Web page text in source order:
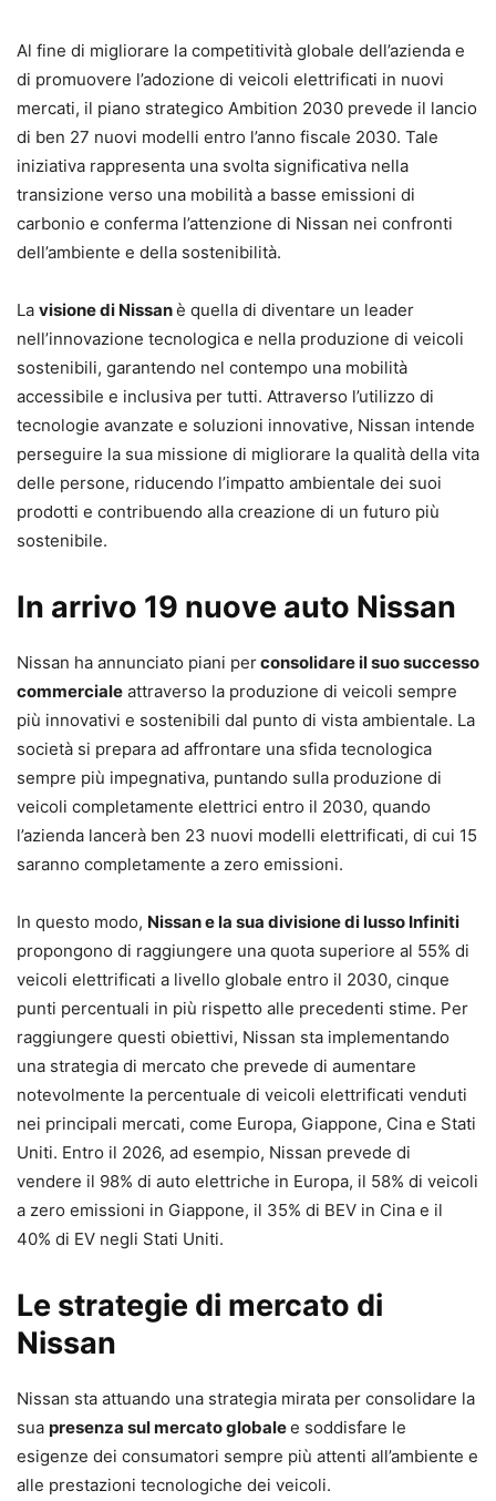
Al fine di migliorare la competitività globale dell’azienda e
di promuovere l’adozione di veicoli elettrificati in nuovi
mercati, il piano strategico Ambition 2030 prevede il lancio
di ben 27 nuovi modelli entro l’anno fiscale 2030. Tale
iniziativa rappresenta una svolta significativa nella
transizione verso una mobilità a basse emissioni di
carbonio e conferma l’attenzione di Nissan nei confronti
dell’ambiente e della sostenibilità.
La visione di Nissanè quella di diventare un leader
nell’innovazione tecnologica e nella produzione di veicoli
sostenibili, garantendo nel contempo una mobilità
accessibile e inclusiva per tutti. Attraverso l’utilizzo di
tecnologie avanzate e soluzioni innovative, Nissan intende
perseguire la sua missione di migliorare la qualità della vita
delle persone, riducendo l’impatto ambientale dei suoi
prodotti e contribuendo alla creazione di un futuro più
sostenibile.
In arrivo 19 nuove auto Nissan
Nissan ha annunciato piani perconsolidare il suo successo
commerciale attraverso la produzione di veicoli sempre
più innovativi e sostenibili dal punto di vista ambientale. La
società si prepara ad affrontare una sfida tecnologica
sempre più impegnativa, puntando sulla produzione di
veicoli completamente elettrici entro il 2030, quando
l’azienda lancerà ben 23 nuovi modelli elettrificati, di cui 15
saranno completamente a zero emissioni.
In questo modo, Nissan e la sua divisione di lusso Infiniti
propongono di raggiungere una quota superiore al 55% di
veicoli elettrificati a livello globale entro il 2030, cinque
punti percentuali in più rispetto alle precedenti stime. Per
raggiungere questi obiettivi, Nissan sta implementando
una strategia di mercato che prevede di aumentare
notevolmente la percentuale di veicoli elettrificati venduti
nei principali mercati, come Europa, Giappone, Cina e Stati
Uniti. Entro il 2026, ad esempio, Nissan prevede di
vendere il 98% di auto elettriche in Europa, il 58% di veicoli
a zero emissioni in Giappone, il 35% di BEV in Cina e il
40% di EV negli Stati Uniti.
Le strategie di mercato di
Nissan
Nissan sta attuando una strategia mirata per consolidare la
sua presenza sul mercato globalee soddisfare le
esigenze dei consumatori sempre più attenti all’ambiente e
alle prestazioni tecnologiche dei veicoli.